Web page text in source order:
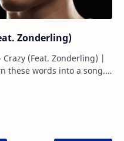
Zonderling)
(Feat. Zonderling) |